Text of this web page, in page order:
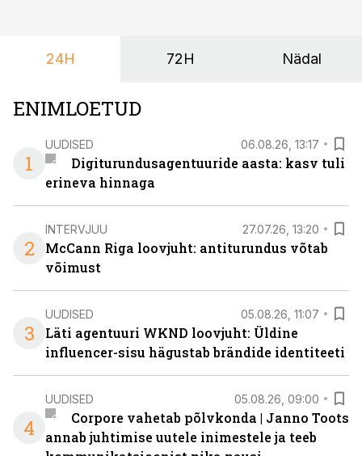
nendele vajadustele vastanud uuendusega, mis pakub
24H 72H Nädal
ENIMLOETUD
1
UUDISED 06.08.26, 13:17
Digiturundusagentuuride aasta: kasv tuli
erineva hinnaga
2
INTERVJUU 27.07.26, 13:20
McCann Riga loovjuht: antiturundus võtab
võimust
3
UUDISED 05.08.26, 11:07
Läti agentuuri WKND loovjuht: Üldine
influencer-sisu hägustab brändide identiteeti
4
UUDISED 05.08.26, 09:00
Corpore vahetab põlvkonda | Janno Toots
annab juhtimise uutele inimestele ja teeb